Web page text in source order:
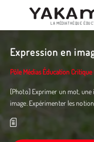
contenu
principal
LA MÉDIATHÈQUE
Expression en
Pôle Médias Éducation
[Photo] Exprimer un mot, une
image. Expérimenter les